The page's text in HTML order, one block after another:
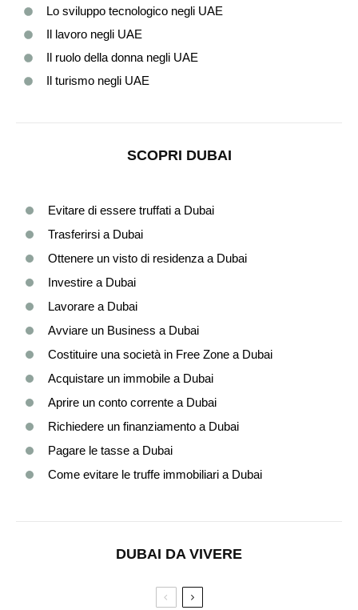
Lo sviluppo tecnologico negli UAE
Il lavoro negli UAE
Il ruolo della donna negli UAE
Il turismo negli UAE
SCOPRI DUBAI
Evitare di essere truffati a Dubai
Trasferirsi a Dubai
Ottenere un visto di residenza a Dubai
Investire a Dubai
Lavorare a Dubai
Avviare un Business a Dubai
Costituire una società in Free Zone a Dubai
Acquistare un immobile a Dubai
Aprire un conto corrente a Dubai
Richiedere un finanziamento a Dubai
Pagare le tasse a Dubai
Come evitare le truffe immobiliari a Dubai
DUBAI DA VIVERE